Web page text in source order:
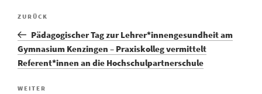
ZURÜCK
Pädagogischer Tag zur Lehrer*innengesundheit am
Gymnasium Kenzingen – Praxiskolleg vermittelt
Referent*innen an die Hochschulpartnerschule
WEITER